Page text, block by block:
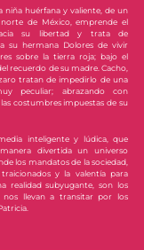
niña huérfana y valiente, de un
de México, emprende el
su libertad y trata de
su hermana Dolores de vivir
sobre la tierra roja; bajo el
recuerdo de su madre. Cacho,
tratan de impedirlo de una
peculiar; abrazando con
costumbres impuestas de su
inteligente y lúdica, que
divertida un universo
los mandatos de la sociedad,
traicionados y la valentía para
realidad subyugante, son los
nos llevan a transitar por los